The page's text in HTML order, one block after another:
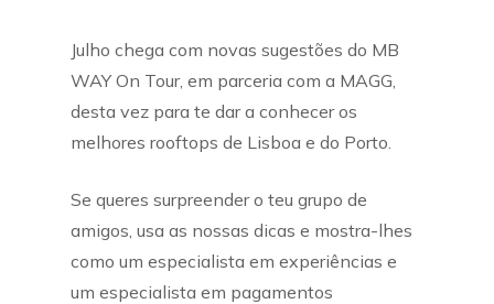
Julho chega com novas sugestões do MB
WAY On Tour, em parceria com a MAGG,
desta vez para te dar a conhecer os
melhores rooftops de Lisboa e do Porto.
Se queres surpreender o teu grupo de
amigos, usa as nossas dicas e mostra-lhes
como um especialista em experiências e
um especialista em pagamentos